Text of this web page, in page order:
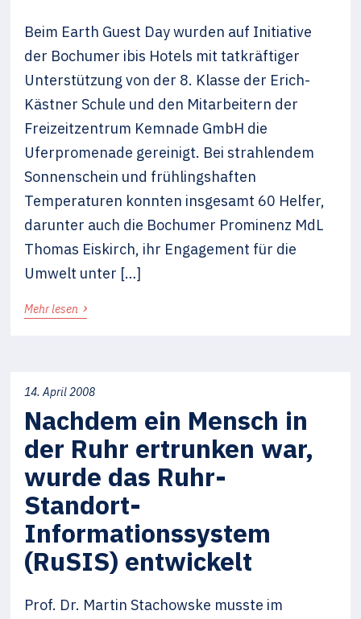
Beim Earth Guest Day wurden auf Initiative
der Bochumer ibis Hotels mit tatkräftiger
Unterstützung von der 8. Klasse der Erich-
Kästner Schule und den Mitarbeitern der
Freizeitzentrum Kemnade GmbH die
Uferpromenade gereinigt. Bei strahlendem
Sonnenschein und frühlingshaften
Temperaturen konnten insgesamt 60 Helfer,
darunter auch die Bochumer Prominenz MdL
Thomas Eiskirch, ihr Engagement für die
Umwelt unter […]
Mehr lesen ›
14. April 2008
Nachdem ein Mensch in
der Ruhr ertrunken war,
wurde das Ruhr-
Standort-
Informationssystem
(RuSIS) entwickelt
Prof. Dr. Martin Stachowske musste im